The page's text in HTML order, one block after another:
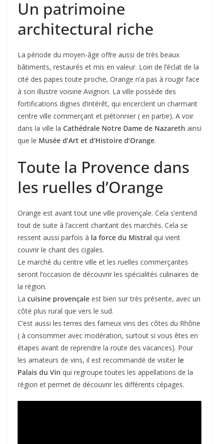
Un patrimoine
architectural riche
La période du moyen-âge offre aussi de très beaux
bâtiments, restaurés et mis en valeur. Loin de l’éclat de la
cité des papes toute proche, Orange n’a pas à rougir face
à son illustre voisine Avignon. La ville possède des
fortifications dignes d’intérêt, qui encerclent un charmant
centre ville commerçant et piétonnier ( en partie). A voir
dans la ville la Cathédrale Notre Dame de Nazareth ainsi
que le Musée d’Art et d’Histoire d’Orange.
Toute la Provence dans
les ruelles d’Orange
Orange est avant tout une ville provençale. Cela s’entend
tout de suite à l’accent chantant des marchés. Cela se
ressent aussi parfois à la force du Mistral qui vient
couvrir le chant des cigales.
Le marché du centre ville et les ruelles commerçantes
seront l’occasion de découvrir les spécialités culinaires de
la région.
La cuisine provençale est bien sur très présente, avec un
côté plus rural que vers le sud.
C’est aussi les terres des fameux vins des côtes du Rhône
( à consommer avec modération, surtout si vous êtes en
étapes avant de reprendre la route des vacances). Pour
les amateurs de vins, il est recommandé de visiter le
Palais du Vin qui regroupe toutes les appellations de la
région et permet de découvrir les différents cépages.